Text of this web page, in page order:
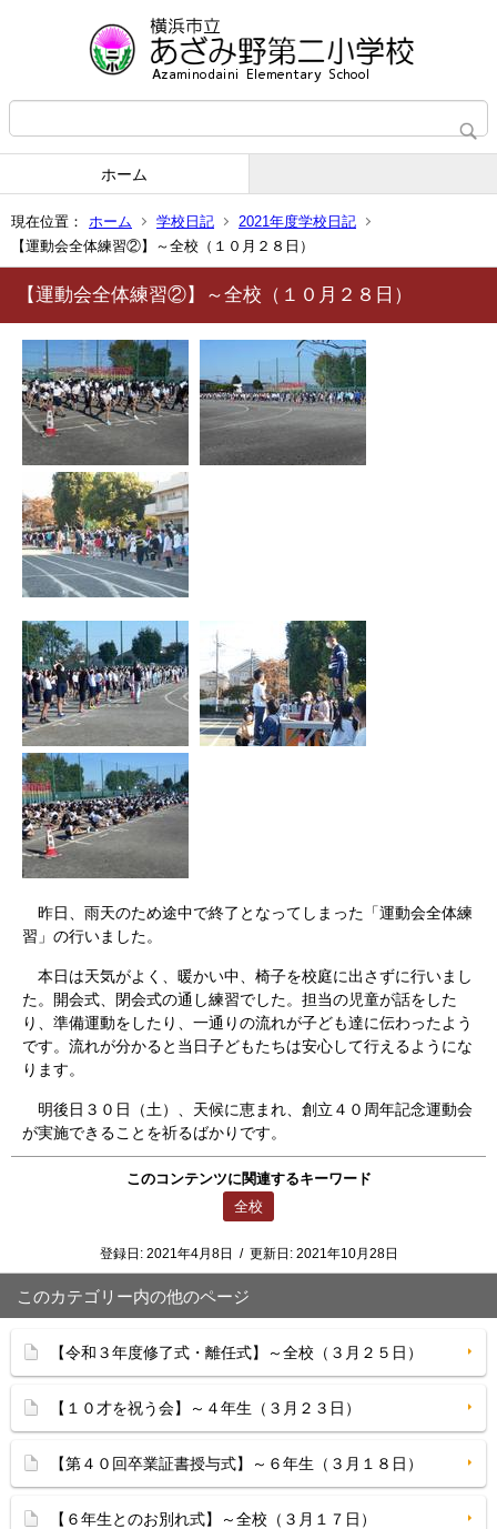
ホーム
現在位置： ホーム 学校日記
2021年度学校日記
【運動会全体練習②】～全校（１０月２８日）
【運動会全体練習②】～全校（１０月２８日）
昨日、雨天のため途中で終了となってしまった「運動会全体練
習」の行いました。
本日は天気がよく、暖かい中、椅子を校庭に出さずに行いまし
た。開会式、閉会式の通し練習でした。担当の児童が話をした
り、準備運動をしたり、一通りの流れが子ども達に伝わったよう
です。流れが分かると当日子どもたちは安心して行えるようにな
ります。
明後日３０日（土）、天候に恵まれ、創立４０周年記念運動会
が実施できることを祈るばかりです。
このコンテンツに関連するキーワード
全校
登録日: 2021年4月8日 / 更新日: 2021年10月28日
このカテゴリー内の他のページ
【令和３年度修了式・離任式】～全校（３月２５日）
【１０才を祝う会】～４年生（３月２３日）
【第４０回卒業証書授与式】～６年生（３月１８日）
【６年生とのお別れ式】～全校（３月１７日）